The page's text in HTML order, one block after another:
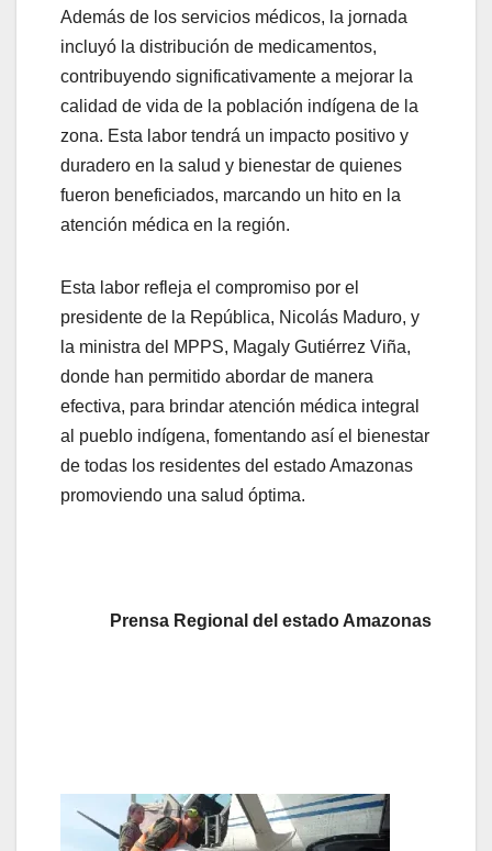
Además de los servicios médicos, la jornada
incluyó la distribución de medicamentos,
contribuyendo significativamente a mejorar la
calidad de vida de la población indígena de la
zona. Esta labor tendrá un impacto positivo y
duradero en la salud y bienestar de quienes
fueron beneficiados, marcando un hito en la
atención médica en la región.
Esta labor refleja el compromiso por el
presidente de la República, Nicolás Maduro, y
la ministra del MPPS, Magaly Gutiérrez Viña,
donde han permitido abordar de manera
efectiva, para brindar atención médica integral
al pueblo indígena, fomentando así el bienestar
de todas los residentes del estado Amazonas
promoviendo una salud óptima.
Prensa Regional del estado Amazonas